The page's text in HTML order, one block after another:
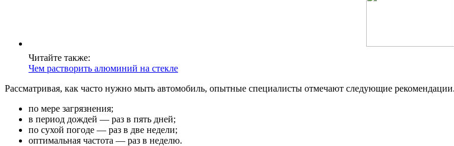
Читайте также:
Чем растворить алюминий на стекле
Рассматривая, как часто нужно мыть автомобиль, опытные специалисты отмечают следующие
по мере загрязнения;
в период дождей — раз в пять дней;
по сухой погоде — раз в две недели;
оптимальная частота — раз в неделю.